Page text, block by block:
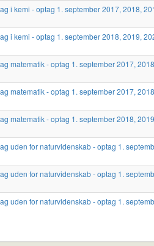
i kemi - optag 1. september 2017, 2018,
i kemi - optag 1. september 2018, 2019,
matematik - optag 1. september 2017,
matematik - optag 1. september 2017,
matematik - optag 1. september 2018,
uden for naturvidenskab - optag 1.
uden for naturvidenskab - optag 1.
uden for naturvidenskab - optag 1.